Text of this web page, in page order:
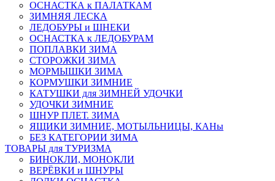
ОСНАСТКА к ПАЛАТКАМ
ЗИМНЯЯ ЛЕСКА
ЛЕДОБУРЫ и ШНЕКИ
ОСНАСТКА к ЛЕДОБУРАМ
ПОПЛАВКИ ЗИМА
СТОРОЖКИ ЗИМА
МОРМЫШКИ ЗИМА
КОРМУШКИ ЗИМНИЕ
КАТУШКИ для ЗИМНЕЙ УДОЧКИ
УДОЧКИ ЗИМНИЕ
ШНУР ПЛЕТ. ЗИМА
ЯЩИКИ ЗИМНИЕ, МОТЫЛЬНИЦЫ, КАНы
БЕЗ КАТЕГОРИИ ЗИМА
ТОВАРЫ для ТУРИЗМА
БИНОКЛИ, МОНОКЛИ
ВЕРЁВКИ и ШНУРЫ